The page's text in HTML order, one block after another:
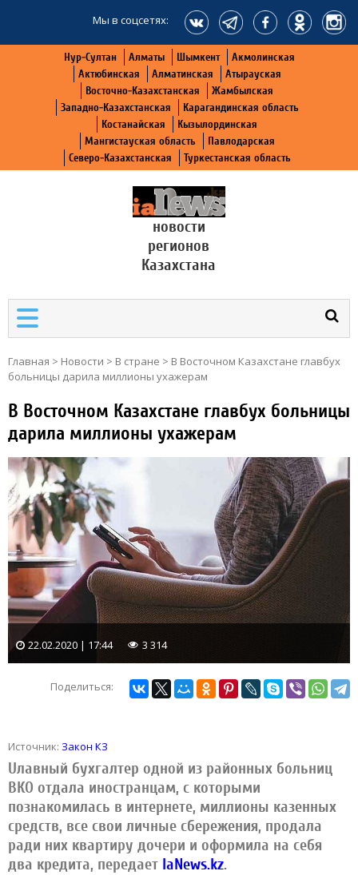
Мы в соцсетях:
Нур-Султан Алматы Шымкент
Акмолинская
Актюбинская
Алматинская
Атырауская
Восточно-Казахстанская
Жамбылская
Западно-Казахстанская
Карагандинская область
Костанайская
Кызылординская
Мангистауская область
Павлодарская
Северо-Казахстанская
Туркестанская область
новости
регионов
Казахстана
Главная > Новости > В стране > В Восточном Казахстане главбух
больницы дарила миллионы ухажерам
В Восточном Казахстане главбух больницы
дарила миллионы ухажерам
22.02.2020 | 17:44 3 314
Поделиться:
Источник: Закон КЗ
Uлавный бухгалтер одной из районных больниц
ВКО отдала иностранцам, с которыми
познакомилась в интернете, миллионы казенных
средств, все свои личные сбережения, продала
ради них квартиру дочери и оформила на себя
два кредита, передает IaNews.kz.